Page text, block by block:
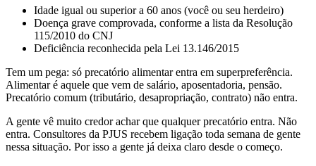
Idade igual ou superior a 60 anos (você ou seu herdeiro)
Doença grave comprovada, conforme a lista da Resolução
115/2010 do CNJ
Deficiência reconhecida pela Lei 13.146/2015
Tem um pega: só precatório alimentar entra em superpreferência.
Alimentar é aquele que vem de salário, aposentadoria, pensão.
Precatório comum (tributário, desapropriação, contrato) não entra.
A gente vê muito credor achar que qualquer precatório entra. Não
entra. Consultores da PJUS recebem ligação toda semana de gente
nessa situação. Por isso a gente já deixa claro desde o começo.